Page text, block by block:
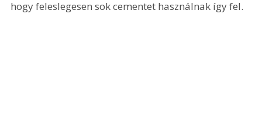
hogy feleslegesen sok cementet használnak így fel.